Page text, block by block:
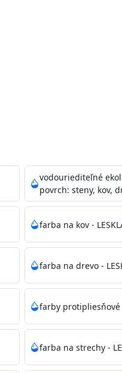
náteru. Preto je
sú nemocnice,
škôlky, telocvične,
(trieda 2 podľa
povrchov. Má
tónovať v bohatej škále
Pantone
spôsobu aplikácie.
farba zasychá na
Doba schnutia
vodouriediteľné
povrch: steny, kov,
farba na kov -
farba na drevo -
farby
farba na strechy -